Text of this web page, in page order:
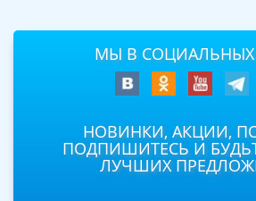
МЫ В СОЦИАЛЬНЫХ
НОВИНКИ, АКЦИИ,
ПОДПИШИТЕСЬ И
ЛУЧШИХ